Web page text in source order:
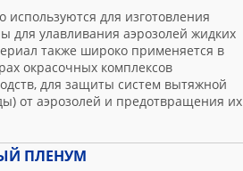
для изготовления
для улавливания аэрозолей жидких
также широко применяется в
окрасочных комплексов
для защиты систем вытяжной
от аэрозолей и предотвращения их
ПЛЕНУМ